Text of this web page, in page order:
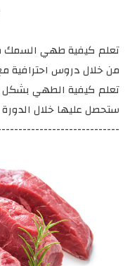
تعلم كيفية طهي السمك
من خلال دروس
تعلم كيفية الطهي بشكل
ستحصل عليها خلال الدورة